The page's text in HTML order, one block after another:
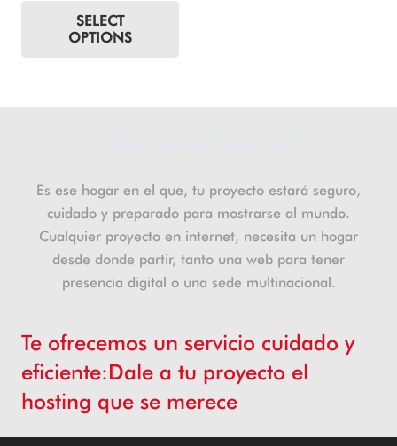
original
era:
SELECT
OPTIONS
Es ese hogar en el que, tu proyecto estará seguro,
cuidado y preparado para mostrarse al mundo.
Cualquier proyecto en internet, necesita un hogar
desde donde partir, tanto una web para tener
presencia digital o una sede multinacional.
Te ofrecemos un servicio cuidado y
eficiente:Dale a tu proyecto el
hosting que se merece